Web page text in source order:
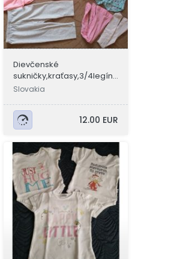
Dievčenské
sukničky,kraťasy,3/4legínk
y,pančušky
Slovakia
12.00 EUR